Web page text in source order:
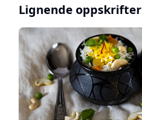
Lignende oppskrifter